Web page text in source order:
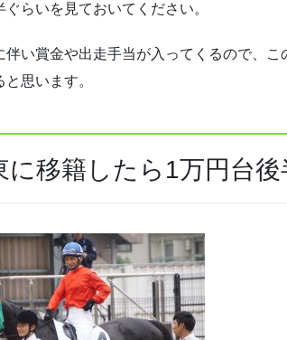
ぐらいを見ておいてください。
伴い賞金や出走手当が入ってくるので、
思います。
に移籍したら1万円台後